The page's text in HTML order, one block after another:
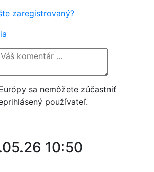
zaregistrovaný?
sa nemôžete zúčastniť
používateľ.
10:50